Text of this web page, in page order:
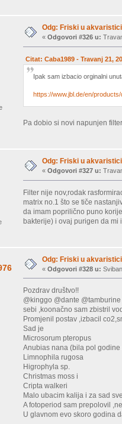
Odg: Friski u
«Odgovori #326 u:
Citat: Caba1989 - Travanj 21,
Ipak sam izbacio orginalni
https://www.jbl.de/en/
Pa dobio si novi napunjen
Odg: Friski u
«Odgovori #327 u:
Filter nije nov,rodak
matrix no.1 što se tiče
da imam poprilično puno
bakterije) i ovaj purigen da mi
Odg: Friski u
«Odgovori #328 u:
Pozdrav društvo!!
@kinggo @dante
sebi ,koonačno sam zbistril
Promjenil postav ,izbacil
Sad je
Microsorum pteropus
Anubias nana (bila pol
Limnophila rugosa
Higrophyla sp.
Christmas moss i
Cripta walkeri
Malo ubacim kalija i za sad
A fotoperiod sam prepolovil
U glavnom evo skoro godina